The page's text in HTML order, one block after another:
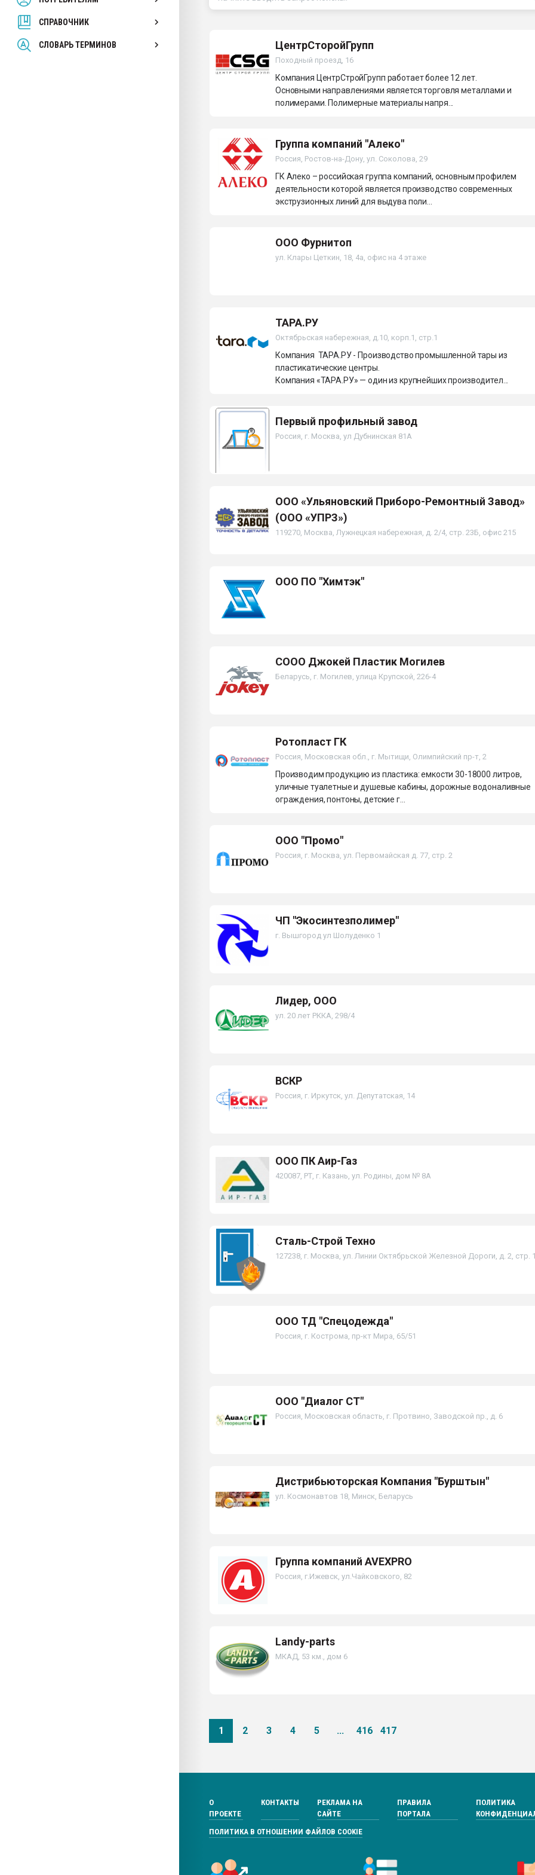
СПРАВОЧНИК
СЛОВАРЬ ТЕРМИНОВ
покупка, обмен
ПЕРЕЙТИ НА ФОРУМЦентрСторойГрупп
Походный проезд, 16
Компания ЦентрСтройГрупп работает более 12 лет.
Основными направлениями является торговля металлами и
полимерами. Полимерные материалы напря...
Группа компаний "Алеко"
Россия, Ростов-на-Дону, ул. Соколова, 29
ГК Алеко – российская группа компаний, основным профилем
деятельности которой является производство современных
экструзионных линий для выдува поли...
ТАРА.РУ
Октябрьская набережная, д.10, корп.1, стр.1
Компания ТАРА.РУ - Производство промышленной тары из
пластикатические центры.
Компания «ТАРА.РУ» — один из крупнейших производител...
ООО Фурнитоп
ул. Клары Цеткин, 18, 4а, офис на 4 этаже
Первый профильный завод
Россия, г. Москва, ул Дубнинская 81А
ООО «Ульяновский Приборо-Ремонтный Завод»
(ООО «УПРЗ»)
119270, Москва, Лужнецкая набережная, д. 2/4, стр. 23Б, офис 215
ООО ПО "Химтэк"
СООО Джокей Пластик Могилев
Беларусь, г. Могилев, улица Крупской, 226-4
Ротопласт ГК
Россия, Московская обл., г. Мытищи, Олимпийский пр-т, 2
Производим продукцию из пластика: емкости 30-18000 литров,
уличные туалетные и душевые кабины, дорожные водоналивные
ограждения, понтоны, детские г...
ООО "Промо"
Россия, г. Москва, ул. Первомайская д. 77, стр. 2
ЧП "Экосинтезполимер"
г. Вышгород ул Шолуденко 1
Лидер, ООО
ул. 20 лет РККА, 298/4
ВСКР
Россия, г. Иркутск, ул. Депутатская, 14
ООО ПК Аир-Газ
420087, РТ, г. Казань, ул. Родины, дом № 8А
Сталь-Строй Техно
127238, г. Москва, ул. Линии Октябрьской Железной Дороги, д. 2, стр.
ООО ТД "Спецодежда"
Россия, г. Кострома, пр-кт Мира, 65/51
ООО "Диалог СТ"
Россия, Московская область, г. Протвино, Заводской пр., д. 6
Дистрибьюторская Компания "Бурштын"
ул. Космонавтов 18, Минск, Беларусь
Группа компаний AVEXPRO
Россия, г.Ижевск, ул.Чайковского, 82
Landy-parts
МКАД, 53 км., дом 6
1 2 3 4 5 ... 416 417
О
ПРОЕКТЕ
КОНТАКТЫ
РЕКЛАМА НА
САЙТЕ
ПРАВИЛА
ПОРТАЛА
ПОЛИТИКА
ПОЛИТИКА В ОТНОШЕНИИ ФАЙЛОВ COOKIE